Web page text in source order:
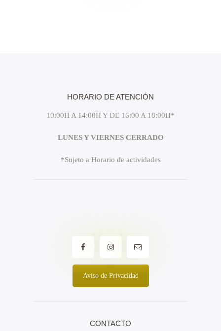
HORARIO DE ATENCIÓN
10:00H A 14:00H Y DE 16:00 A 18:00H*
LUNES Y VIERNES CERRADO
*Sujeto a Horario de actividades
Aviso de Privacidad
CONTACTO